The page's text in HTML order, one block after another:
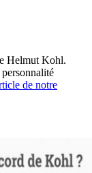
Helmut Kohl.
de notre